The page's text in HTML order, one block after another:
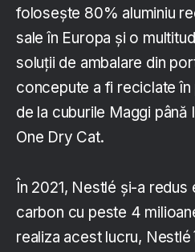
folosește 80% aluminiu
sale în Europa și o
soluții de ambalare din
concepute a fi reciclate
de la cuburile Maggi până
One Dry Cat.
În 2021, Nestlé și-a
carbon cu peste 4
realiza acest lucru,